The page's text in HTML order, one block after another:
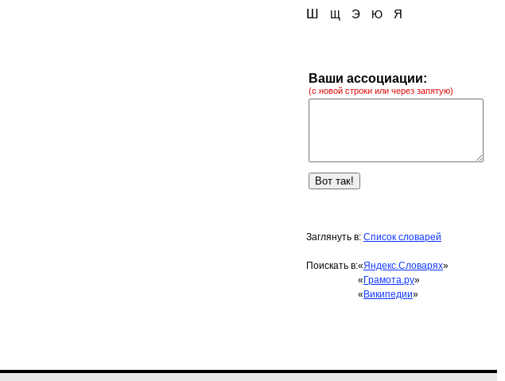
Ш Щ Э Ю Я
Ваши ассоциации:
(с новой строки или через запятую)
Заглянуть в: Список словарей
Поискать в:«Яндекс.Словарях»
« Грамота.ру»
« Википедии»